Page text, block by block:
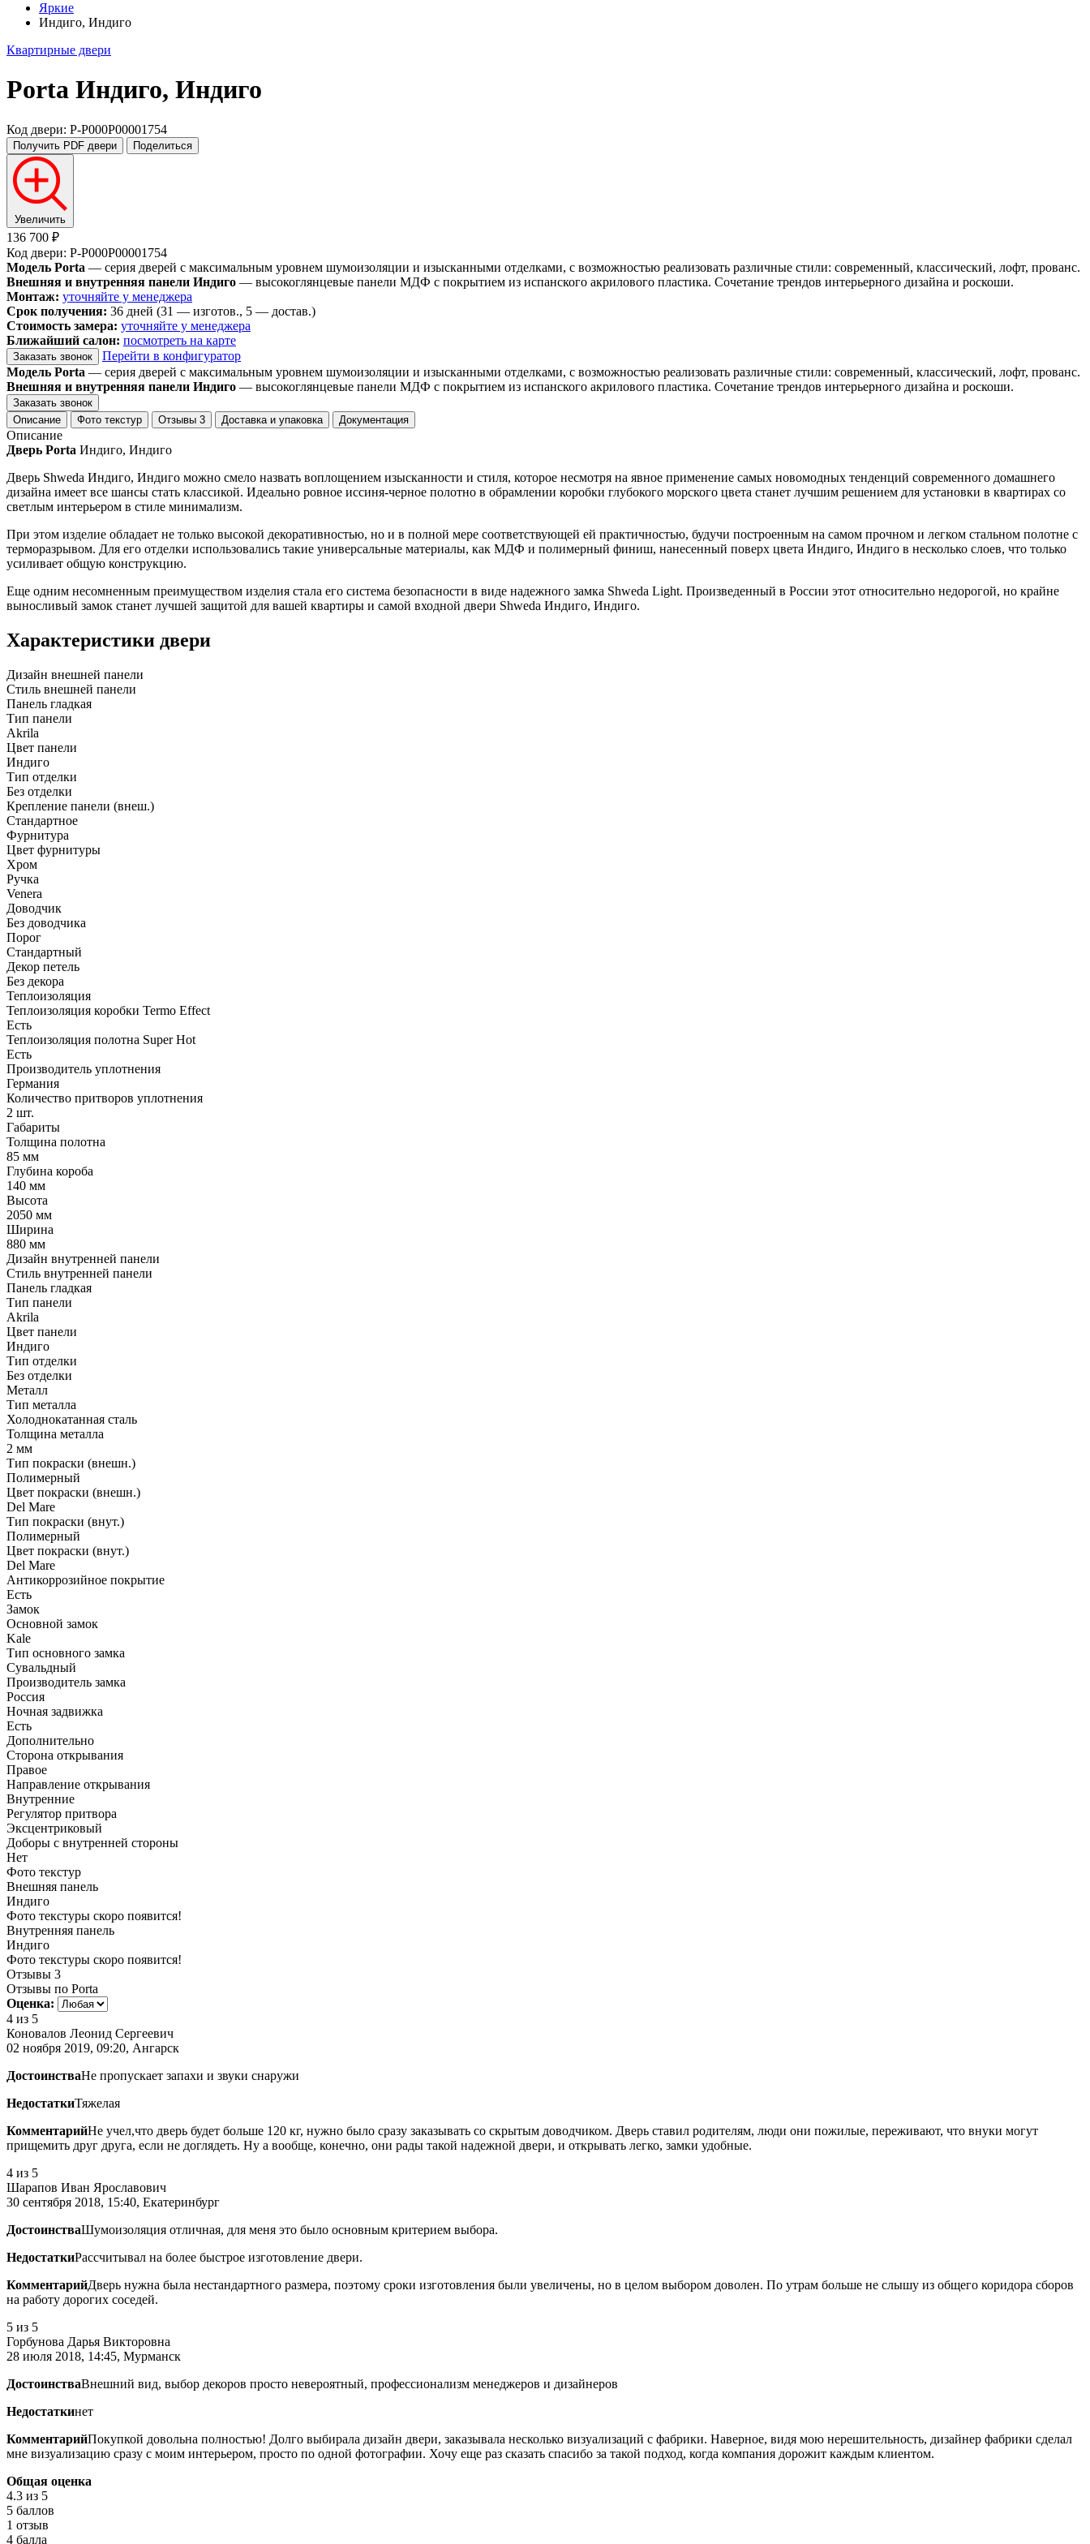
Яркие
Индиго, Индиго
Квартирные двери
Porta Индиго, Индиго
Код двери: P-P000P00001754
Получить PDF двери Поделиться
Увеличить
136 700 ₽
Код двери: P-P000P00001754
Модель Porta — серия дверей с максимальным уровнем шумоизоляции и изысканными отделками, с возможностью реализовать различные стили: современный, классический, лофт, прованс.
Внешняя и внутренняя панели Индиго — высокоглянцевые панели МДФ с покрытием из испанского акрилового пластика. Сочетание трендов интерьерного дизайна и роскоши.
Монтаж: уточняйте у менеджера
Срок получения: 36 дней (31 — изготов., 5 — достав.)
Стоимость замера: уточняйте у менеджера
Ближайший салон: посмотреть на карте
Заказать звонок
Перейти в конфигуратор
Модель Porta — серия дверей с максимальным уровнем шумоизоляции и изысканными отделками, с возможностью реализовать различные стили: современный, классический, лофт, прованс.
Внешняя и внутренняя панели Индиго — высокоглянцевые панели МДФ с покрытием из испанского акрилового пластика. Сочетание трендов интерьерного дизайна и роскоши.
Заказать звонок
Описание
Фото текстур Отзывы 3 Доставка и упаковка Документация
Описание
Дверь Porta Индиго, Индиго
Дверь Shweda Индиго, Индиго можно смело назвать воплощением изысканности и стиля, которое несмотря на явное применение самых новомодных тенденций современного домашнего
дизайна имеет все шансы стать классикой. Идеально ровное иссиня-черное полотно в обрамлении коробки глубокого морского цвета станет лучшим решением для установки в квартирах со
светлым интерьером в стиле минимализм.
При этом изделие обладает не только высокой декоративностью, но и в полной мере соответствующей ей практичностью, будучи построенным на самом прочном и легком стальном полотне с
терморазрывом. Для его отделки использовались такие универсальные материалы, как МДФ и полимерный финиш, нанесенный поверх цвета Индиго, Индиго в несколько слоев, что только
усиливает общую конструкцию.
Еще одним несомненным преимуществом изделия стала его система безопасности в виде надежного замка Shweda Light. Произведенный в России этот относительно недорогой, но крайне
выносливый замок станет лучшей защитой для вашей квартиры и самой входной двери Shweda Индиго, Индиго.
Характеристики двери
Дизайн внешней панели
Стиль внешней панели
Панель гладкая
Тип панели
Akrila
Цвет панели
Индиго
Тип отделки
Без отделки
Крепление панели (внеш.)
Стандартное
Фурнитура
Цвет фурнитуры
Хром
Ручка
Venera
Доводчик
Без доводчика
Порог
Стандартный
Декор петель
Без декора
Теплоизоляция
Теплоизоляция коробки Termo Effect
Есть
Теплоизоляция полотна Super Нot
Есть
Производитель уплотнения
Германия
Количество притворов уплотнения
2 шт.
Габариты
Толщина полотна
85 мм
Глубина короба
140 мм
Высота
2050 мм
Ширина
880 мм
Дизайн внутренней панели
Стиль внутренней панели
Панель гладкая
Тип панели
Akrila
Цвет панели
Индиго
Тип отделки
Без отделки
Металл
Тип металла
Холоднокатанная сталь
Толщина металла
2 мм
Тип покраски (внешн.)
Полимерный
Цвет покраски (внешн.)
Del Mare
Тип покраски (внут.)
Полимерный
Цвет покраски (внут.)
Del Mare
Антикоррозийное покрытие
Есть
Замок
Основной замок
Kale
Тип основного замка
Сувальдный
Производитель замка
Россия
Ночная задвижка
Есть
Дополнительно
Сторона открывания
Правое
Направление открывания
Внутренние
Регулятор притвора
Эксцентриковый
Доборы с внутренней стороны
Нет
Фото текстур
Внешняя панель
Индиго
Фото текстуры скоро появится!
Внутренняя панель
Индиго
Фото текстуры скоро появится!
Отзывы 3
Отзывы по Porta
Оценка:
4 из 5
Коновалов Леонид Сергеевич
02 ноября 2019, 09:20, Ангарск
ДостоинстваНе пропускает запахи и звуки снаружи
НедостаткиТяжелая
КомментарийНе учел,что дверь будет больше 120 кг, нужно было сразу заказывать со скрытым доводчиком. Дверь ставил родителям, люди они пожилые, переживают, что внуки могут
прищемить друг друга, если не доглядеть. Ну а вообще, конечно, они рады такой надежной двери, и открывать легко, замки удобные.
4 из 5
Шарапов Иван Ярославович
30 сентября 2018, 15:40, Екатеринбург
ДостоинстваШумоизоляция отличная, для меня это было основным критерием выбора.
НедостаткиРассчитывал на более быстрое изготовление двери.
КомментарийДверь нужна была нестандартного размера, поэтому сроки изготовления были увеличены, но в целом выбором доволен. По утрам больше не слышу из общего коридора сборов
на работу дорогих соседей.
5 из 5
Горбунова Дарья Викторовна
28 июля 2018, 14:45, Мурманск
ДостоинстваВнешний вид, выбор декоров просто невероятный, профессионализм менеджеров и дизайнеров
Недостаткинет
КомментарийПокупкой довольна полностью! Долго выбирала дизайн двери, заказывала несколько визуализаций с фабрики. Наверное, видя мою нерешительность, дизайнер фабрики сделал
мне визуализацию сразу с моим интерьером, просто по одной фотографии. Хочу еще раз сказать спасибо за такой подход, когда компания дорожит каждым клиентом.
Общая оценка
4.3 из 5
5 баллов
1 отзыв
4 балла